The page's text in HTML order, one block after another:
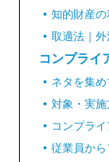
知的財産
取適法｜
コンプライ
ネタを集
対象・実
コンプラ
従業員か